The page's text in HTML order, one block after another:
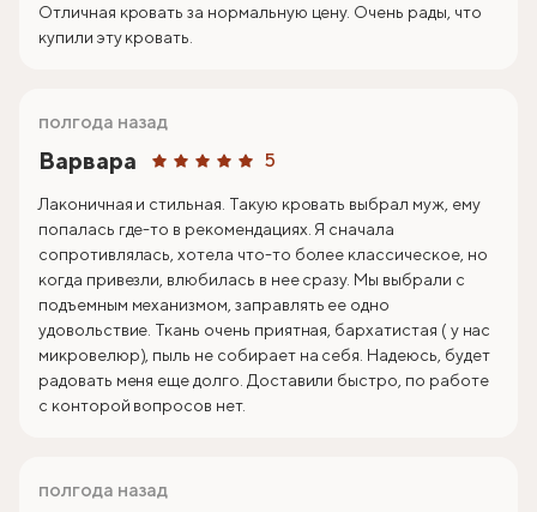
Отличная кровать за нормальную цену. Очень рады, что
купили эту кровать.
Варвара 5
полгода назад
Лаконичная и стильная. Такую кровать выбрал муж, ему
попалась где-то в рекомендациях. Я сначала
сопротивлялась, хотела что-то более классическое, но
когда привезли, влюбилась в нее сразу. Мы выбрали с
подъемным механизмом, заправлять ее одно
удовольствие. Ткань очень приятная, бархатистая ( у нас
микровелюр), пыль не собирает на себя. Надеюсь, будет
радовать меня еще долго. Доставили быстро, по работе
с конторой вопросов нет.
полгода назад